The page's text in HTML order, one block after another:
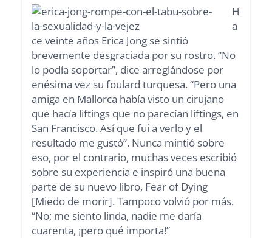
H
a
ce veinte años Erica Jong se sintió
brevemente desgraciada por su rostro. “No
lo podía soportar”, dice arreglándose por
enésima vez su foulard turquesa. “Pero una
amiga en Mallorca había visto un cirujano
que hacía liftings que no parecían liftings, en
San Francisco. Así que fui a verlo y el
resultado me gustó”. Nunca mintió sobre
eso, por el contrario, muchas veces escribió
sobre su experiencia e inspiró una buena
parte de su nuevo libro, Fear of Dying
[Miedo de morir]. Tampoco volvió por más.
“No; me siento linda, nadie me daría
cuarenta, ¡pero qué importa!”